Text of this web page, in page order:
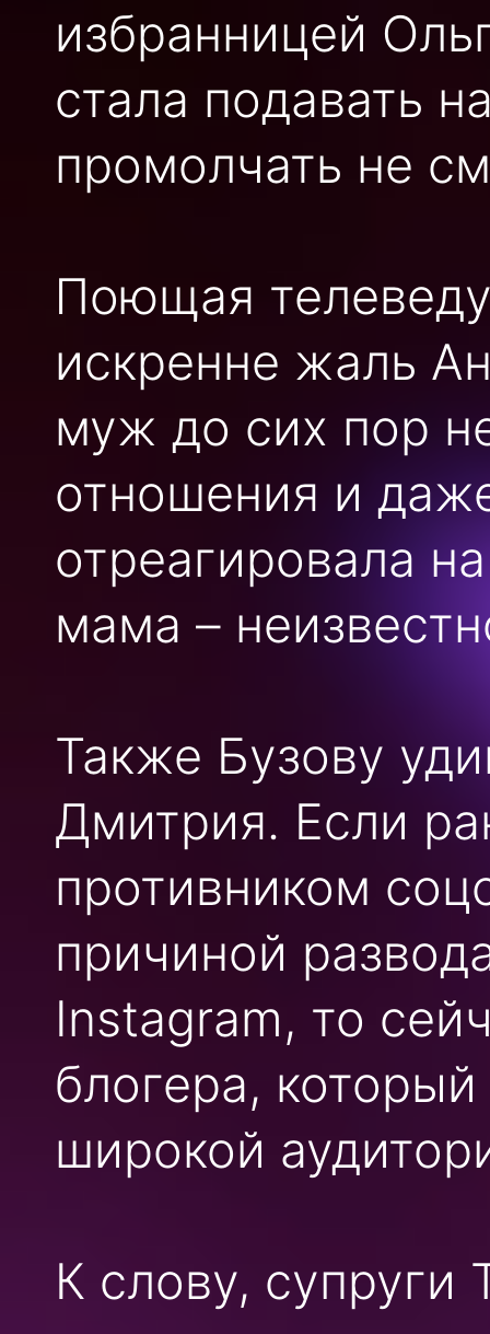
избранницей
стала подавать
промолчать не
Поющая
искренне жаль
муж до сих пор
отношения и
отреагировала
мама –
Также Бузову
Дмитрия. Если
противником
причиной
Instagram, то
блогера,
широкой
К слову, супруги